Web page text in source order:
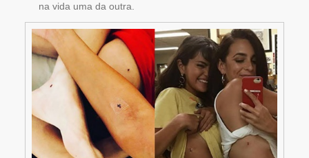
na vida uma da outra.